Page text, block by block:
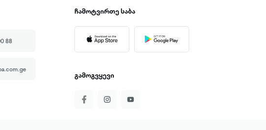
88
ჩამოტვირთესაბა
გამოგვყევი